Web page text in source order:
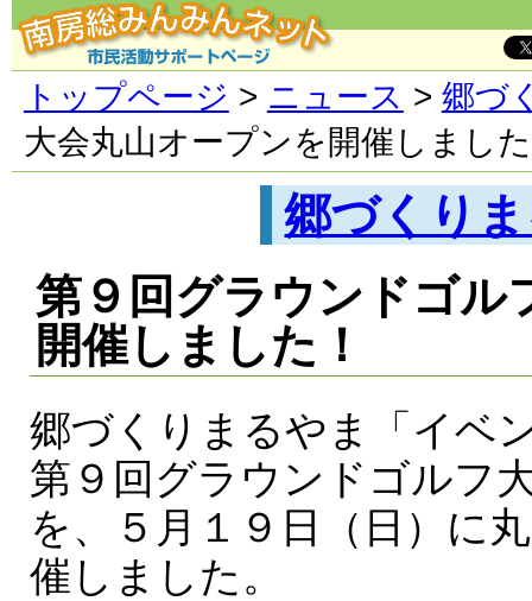
トップページ > ニュース > 郷づ
大会丸山オープンを開催しまし
郷づくり
第９回グラウンドゴル
開催しました！
郷づくりまるやま「イベ
第９回グラウンドゴルフ
を、５月１９日（日）に
催しました。